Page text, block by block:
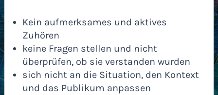
Kein aufmerksames und aktives
Zuhören
keine Fragen stellen und nicht
überprüfen, ob sie verstanden wurden
sich nicht an die Situation, den Kontext
und das Publikum anpassen